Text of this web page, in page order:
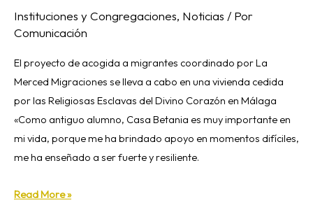
Instituciones y Congregaciones, Noticias / Por
Comunicación
El proyecto de acogida a migrantes coordinado por La
Merced Migraciones se lleva a cabo en una vivienda cedida
por las Religiosas Esclavas del Divino Corazón en Málaga
«Como antiguo alumno, Casa Betania es muy importante en
mi vida, porque me ha brindado apoyo en momentos difíciles,
me ha enseñado a ser fuerte y resiliente.
Read More »